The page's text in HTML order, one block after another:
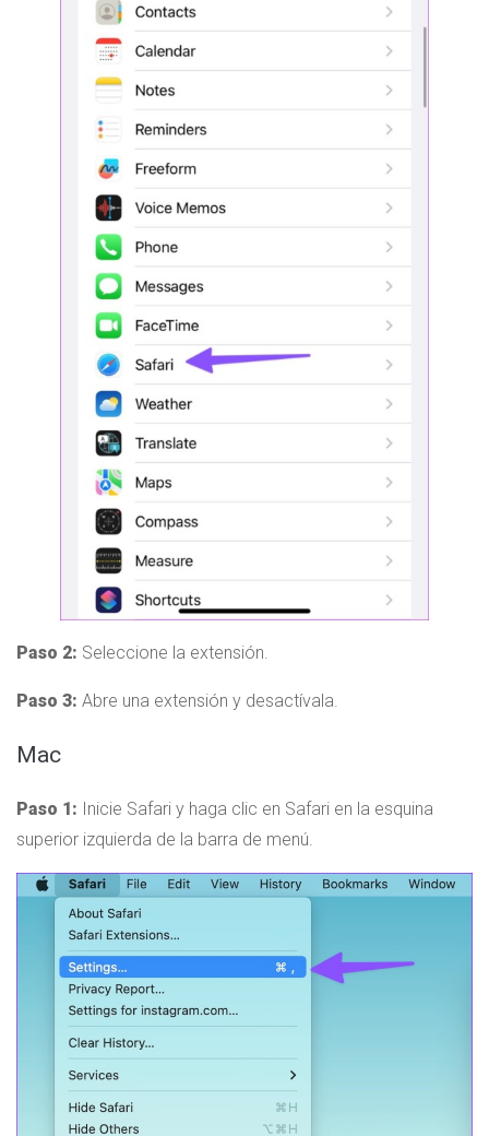
Paso 2: Seleccione la extensión.
Paso 3: Abre una extensión y desactívala.
Mac
Paso 1: Inicie Safari y haga clic en Safari en la esquina
superior izquierda de la barra de menú.